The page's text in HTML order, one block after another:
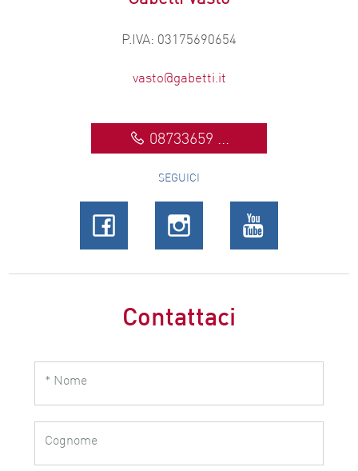
P.IVA: 03175690654
vasto@gabetti.it
08733659 ...
SEGUICI
Contattaci
* Nome
Cognome